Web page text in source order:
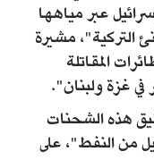
عبر مياهها
التركية"، مشيرة
المقاتلة
في غزة ولبنان".
هذه الشحنات
من النفط"، على